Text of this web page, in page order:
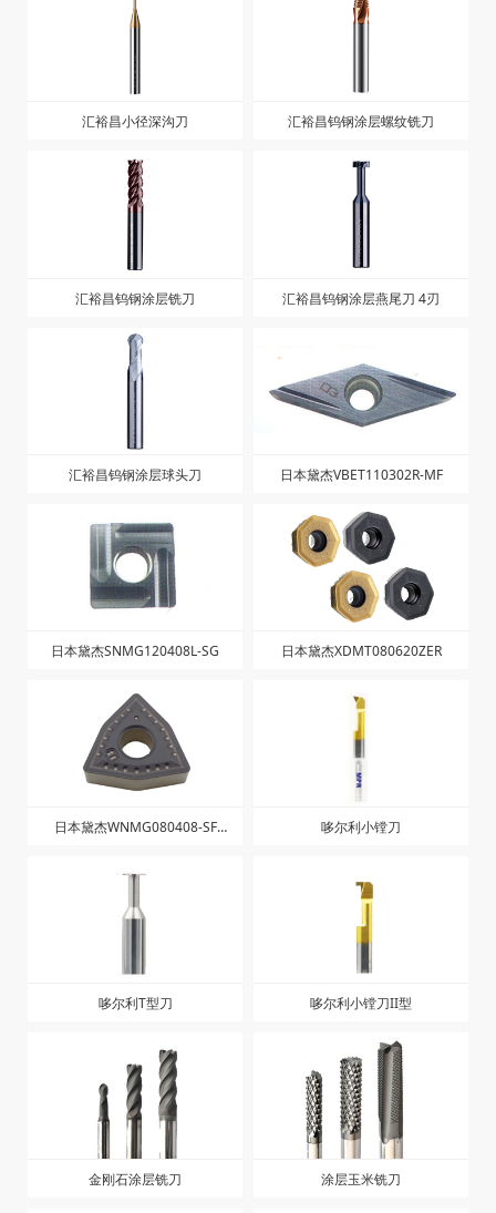
汇裕昌小径深沟刀 汇裕昌钨钢涂层螺纹铣刀
汇裕昌钨钢涂层铣刀 汇裕昌钨钢涂层燕尾刀 4刃
汇裕昌钨钢涂层球头刀 日本黛杰VBET110302R-MF
日本黛杰SNMG120408L-SG 日本黛杰XDMT080620ZER
日本黛杰WNMG080408-SF 哆尔利小镗刀
哆尔利T型刀 哆尔利小镗刀II型
金刚石涂层铣刀 涂层玉米铣刀